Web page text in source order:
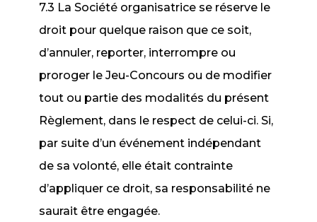
7.3 La Société organisatrice se réserve le
droit pour quelque raison que ce soit,
d’annuler, reporter, interrompre ou
proroger le Jeu-Concours ou de modifier
tout ou partie des modalités du présent
Règlement, dans le respect de celui-ci. Si,
par suite d’un événement indépendant
de sa volonté, elle était contrainte
d’appliquer ce droit, sa responsabilité ne
saurait être engagée.